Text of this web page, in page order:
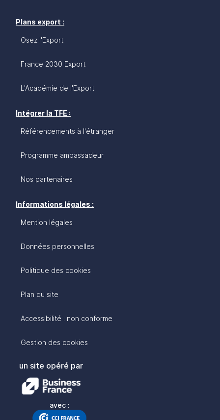
Plans export :
Osez l'Export
France 2030 Export
L'Académie de l'Export
Intégrer la TFE :
Référencements à l'étranger
Programme ambassadeur
Nos partenaires
Informations légales :
Mention légales
Données personnelles
Politique des cookies
Plan du site
Accessibilité : non conforme
Gestion des cookies
un site opéré par
avec :